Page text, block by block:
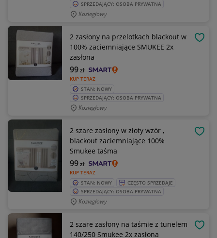
SPRZEDAJĄCY: OSOBA PRYWATNA
Koziegłowy
2 zasłony na przelotkach blackout w
100% zaciemniające SMUKEE 2x
zasłona
KUP TERAZ
99zł
STAN: NOWY
SPRZEDAJĄCY: OSOBA PRYWATNA
Koziegłowy
2 szare zasłony w złoty wzór ,
blackout zaciemniające 100%
Smukee taśma
KUP TERAZ
99zł
STAN: NOWY
CZĘSTO SPRZEDAJE
SPRZEDAJĄCY: OSOBA PRYWATNA
Koziegłowy
2 szare zasłony na taśmie z tunelem
140/250 Smukee 2x zasłona